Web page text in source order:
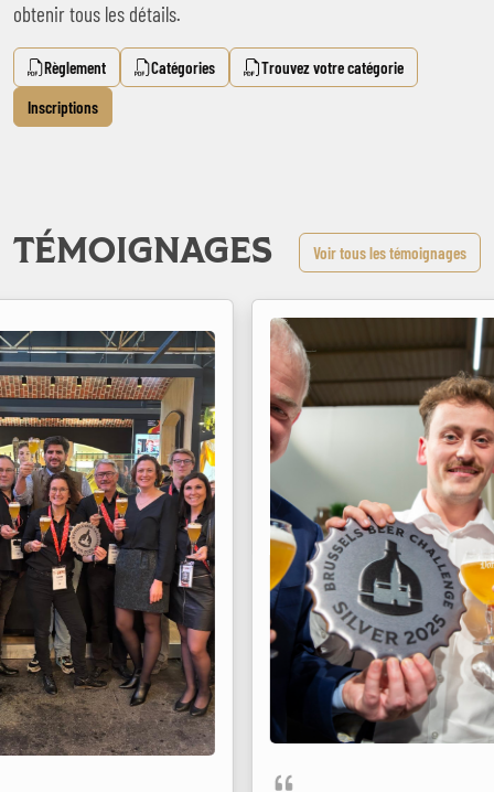
obtenir tous les détails.
Règlement Catégories
Trouvez votre catégorie
Inscriptions
TÉMOIGNAGES Voir tous les témoignages